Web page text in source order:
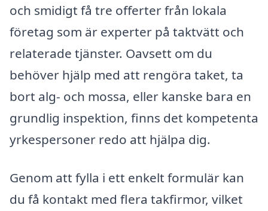
och smidigt få tre offerter från lokala
företag som är experter på taktvätt och
relaterade tjänster. Oavsett om du
behöver hjälp med att rengöra taket, ta
bort alg- och mossa, eller kanske bara en
grundlig inspektion, finns det kompetenta
yrkespersoner redo att hjälpa dig.
Genom att fylla i ett enkelt formulär kan
du få kontakt med flera takfirmor, vilket